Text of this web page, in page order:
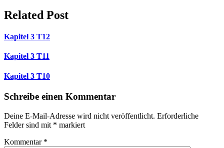
Related Post
Kapitel 3 T12
Kapitel 3 T11
Kapitel 3 T10
Schreibe einen Kommentar
Deine E-Mail-Adresse wird nicht veröffentlicht. Erforderliche
Felder sind mit * markiert
Kommentar *